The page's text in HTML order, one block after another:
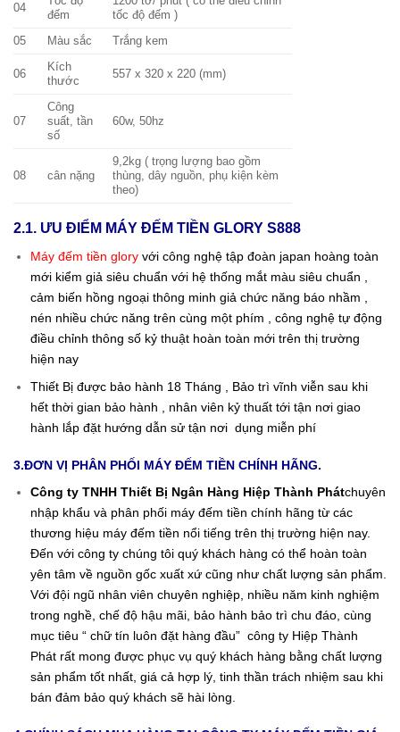
04
đếm
tốc độ đếm )
05
Màu sắc Trắng kem
06
Kích
thước
557 x 320 x 220 (mm)
07
Công
suất, tần
số
60w, 50hz
08 cân nặng
9,2kg ( trọng lượng bao gồm
thùng, dây nguồn, phụ kiện kèm
theo)
2.1. ƯU ĐIỂM MÁY ĐẾM TIỀN GLORY S888
Máy đếm tiền glory với công nghệ tập đoàn japan hoàng toàn
mới kiểm giả siêu chuẩn với hệ thống mắt màu siêu chuẩn ,
cảm biến hồng ngoại thông minh giả chức năng báo nhầm ,
nén nhiều chức năng trên cùng một phím , công nghệ tự động
điều chỉnh thông số kỷ thuật hoàn toàn mới trên thị trường
hiện nay
Thiết Bị được bảo hành 18 Tháng , Bảo trì vĩnh viễn sau khi
hết thời gian bảo hành , nhân viên kỷ thuất tới tận nơi giao
hành lắp đặt hướng dẫn sử tận nơi dụng miễn phí
3.ĐƠN VỊ PHÂN PHỐI MÁY ĐẾM TIỀN CHÍNH HÃNG.
Công ty TNHH Thiết Bị Ngân Hàng Hiệp Thành Phátchuyên
nhập khẩu và phân phối máy đếm tiền chính hãng từ các
thương hiệu máy đếm tiền nổi tiếng trên thị trường hiện nay.
Đến với công ty chúng tôi quý khách hàng có thể hoàn toàn
yên tâm về nguồn gốc xuất xứ cũng như chất lượng sản phẩm.
Với đội ngũ nhân viên chuyên nghiệp, nhiều năm kinh nghiệm
trong nghề, chế độ hậu mãi, bảo hành bảo trì chu đáo, cùng
mục tiêu “ chữ tín luôn đặt hàng đầu” công ty Hiệp Thành
Phát rất mong được phục vụ quý khách hàng bằng chất lượng
sản phẩm tốt nhất, giá cả hợp lý, tinh thần trách nhiệm sau khi
bán đảm bảo quý khách sẽ hài lòng.